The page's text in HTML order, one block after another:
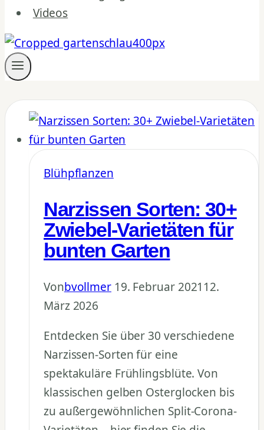
Videos
Blühpflanzen
Narzissen Sorten: 30+
Zwiebel-Varietäten für
bunten Garten
Vonbvollmer 19. Februar 2021 12.
März 2026
Entdecken Sie über 30 verschiedene
Narzissen-Sorten für eine
spektakuläre Frühlingsblüte. Von
klassischen gelben Osterglocken bis
zu außergewöhnlichen Split-Corona-